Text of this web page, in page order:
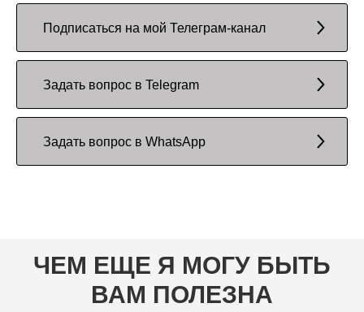
Подписаться на мой Телеграм-канал
Задать вопрос в Telegram
Задать вопрос в WhatsApp
ЧЕМ ЕЩЕ Я МОГУ БЫТЬ
ВАМ ПОЛЕЗНА